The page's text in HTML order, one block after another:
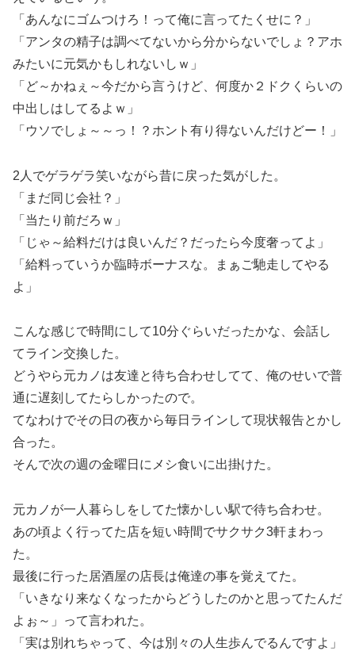
「あんなにゴムつけろ！って俺に言ってたくせに？」
「アンタの精子は調べてないから分からないでしょ？アホ
みたいに元気かもしれないしｗ」
「ど～かねぇ～今だから言うけど、何度か２ドクくらいの
中出しはしてるよｗ」
「ウソでしょ～～っ！？ホント有り得ないんだけどー！」
2人でゲラゲラ笑いながら昔に戻った気がした。
「まだ同じ会社？」
「当たり前だろｗ」
「じゃ～給料だけは良いんだ？だったら今度奢ってよ」
「給料っていうか臨時ボーナスな。まぁご馳走してやる
よ」
こんな感じで時間にして10分ぐらいだったかな、会話し
てライン交換した。
どうやら元カノは友達と待ち合わせしてて、俺のせいで普
通に遅刻してたらしかったので。
てなわけでその日の夜から毎日ラインして現状報告とかし
合った。
そんで次の週の金曜日にメシ食いに出掛けた。
元カノが一人暮らしをしてた懐かしい駅で待ち合わせ。
あの頃よく行ってた店を短い時間でサクサク3軒まわっ
た。
最後に行った居酒屋の店長は俺達の事を覚えてた。
「いきなり来なくなったからどうしたのかと思ってたんだ
よぉ～」って言われた。
「実は別れちゃって、今は別々の人生歩んでるんですよ」